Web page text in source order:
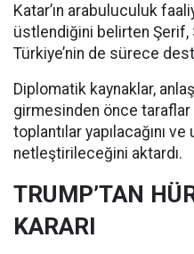
Katar’ın arabuluculuk
üstlendiğini belirten Şerif,
Türkiye’nin de sürece
Diplomatik kaynaklar,
girmesinden önce
toplantılar yapılacağını
netleştirileceğini aktardı.
TRUMP’TAN
KARARI